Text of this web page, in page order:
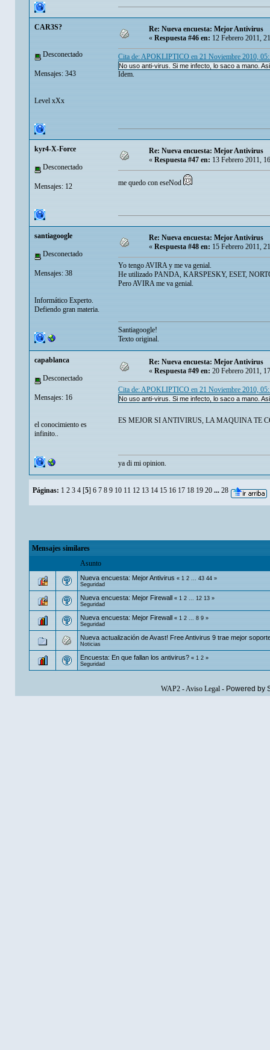
CAR3S?
Desconectado
Mensajes: 343
Level xXx
Re: Nueva encuesta: Mejor Antivirus
«Respuesta #46 en:12 Febrero 2011,
Cita de: APOKLIPTICO en 21 Noviembre 2010,
No uso anti-virus. Si me infecto, lo saco a mano.
Idem.
kyr4-X-Force
Desconectado
Mensajes: 12
Re: Nueva encuesta: Mejor Antivirus
« Respuesta #47 en: 13 Febrero 2011,
me quedo con eseNod
santiagoogle
Desconectado
Mensajes: 38
Informático Experto.
Defiendo gran materia.
Re: Nueva encuesta: Mejor Antivirus
«Respuesta #48 en:15 Febrero 2011,
Yo tengo AVIRA y me va genial.
He utilizado PANDA, KARSPESKY, ESET,
Pero AVIRA me va genial.
Santiagoogle!
Texto original.
capablanca
Desconectado
Mensajes: 16
el conocimiento es
infinito..
Re: Nueva encuesta: Mejor Antivirus
« Respuesta #49 en: 20 Febrero 2011,
Cita de: APOKLIPTICO en 21 Noviembre 2010,
No uso anti-virus. Si me infecto, lo saco a mano.
ES MEJOR SI ANTIVIRUS, LA MAQUINA TE
ya di mi opinion.
Páginas: 1 2 3 4 [5] 6 7 8 9 10 11 12 13 14 15 16 17 18 19 20 ... 28
Mensajes similares
Asunto
Nueva encuesta: Mejor Antivirus «1 2...43 44»
Seguridad
Nueva encuesta: Mejor Firewall «1 2...12 13»
Seguridad
Nueva encuesta: Mejor Firewall «1 2...8 9»
Seguridad
Nueva actualización de Avast! Free Antivirus 9 trae mejor
Noticias
Encuesta: En que fallan los antivirus? «1 2»
Seguridad
WAP2-Aviso Legal- Powered by